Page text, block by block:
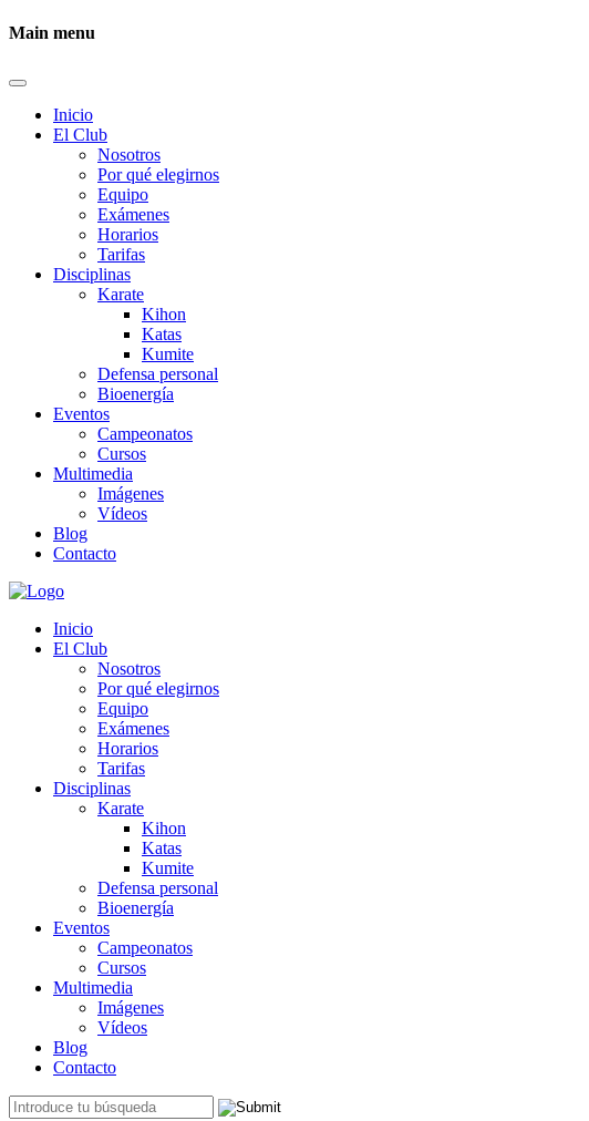
Main menu
Inicio
El Club
Nosotros
Por qué elegirnos
Equipo
Exámenes
Horarios
Tarifas
Disciplinas
Karate
Kihon
Katas
Kumite
Defensa personal
Bioenergía
Eventos
Campeonatos
Cursos
Multimedia
Imágenes
Vídeos
Blog
Contacto
Inicio
El Club
Nosotros
Por qué elegirnos
Equipo
Exámenes
Horarios
Tarifas
Disciplinas
Karate
Kihon
Katas
Kumite
Defensa personal
Bioenergía
Eventos
Campeonatos
Cursos
Multimedia
Imágenes
Vídeos
Blog
Contacto